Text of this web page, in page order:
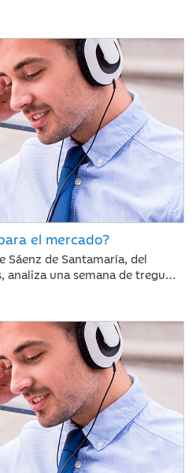
cerrado y la tensión en
gran parte del terreno
el mercado?
Sáenz de Santamaría, del
analiza una semana de tregua
la falta de avances en las
en las bolsas.